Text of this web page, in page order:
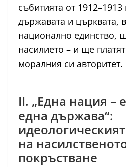
събитията от 1912–1913
държавата и църквата,
национално единство,
насилието – и ще
моралния си авторитет.
II. „Една нация –
една държава“:
на
покръстване